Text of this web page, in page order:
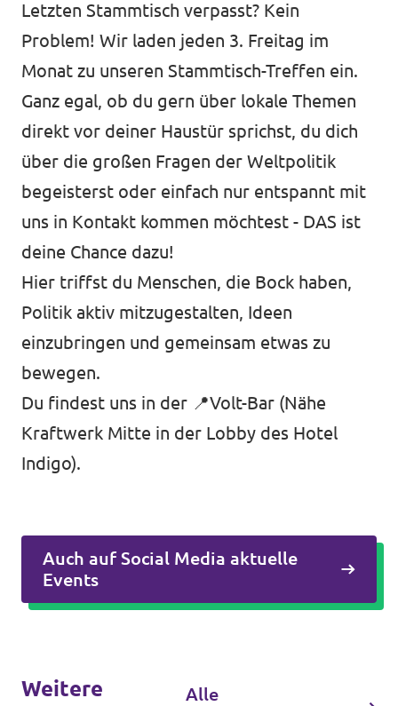
Transparenz
Datenschutz
Impressum
Test
Letzten Stammtisch verpasst? Kein
Problem! Wir laden jeden 3. Freitag im
Monat zu unseren Stammtisch-Treffen ein.
Ganz egal, ob du gern über lokale Themen
direkt vor deiner Haustür sprichst, du dich
über die großen Fragen der Weltpolitik
begeisterst oder einfach nur entspannt mit
uns in Kontakt kommen möchtest - DAS ist
deine Chance dazu!
Hier triffst du Menschen, die Bock haben,
Politik aktiv mitzugestalten, Ideen
einzubringen und gemeinsam etwas zu
bewegen.
Du findest uns in der 📍Volt-Bar (Nähe
Kraftwerk Mitte in der Lobby des Hotel
Indigo).
Auch auf Social Media aktuelle
Events
Weitere
Alle